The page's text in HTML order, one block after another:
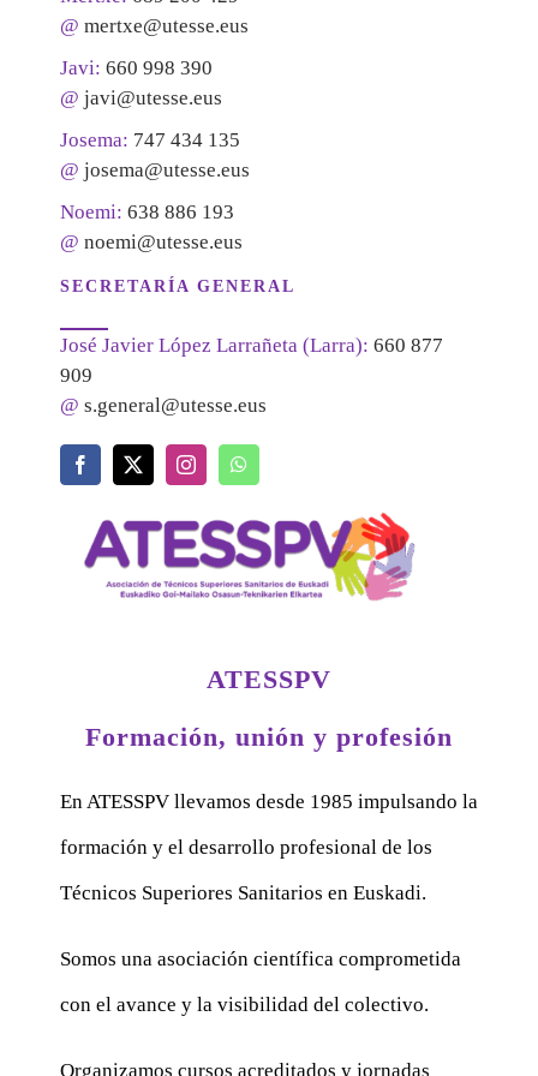
@ mertxe@utesse.eus
Javi: 660 998 390
@ javi@utesse.eus
Josema: 747 434 135
@ josema@utesse.eus
Noemi: 638 886 193
@ noemi@utesse.eus
SECRETARÍA GENERAL
José Javier López Larrañeta (Larra): 660 877
909
@ s.general@utesse.eus
ATESSPV
Formación, unión y profesión
En ATESSPV llevamos desde 1985 impulsando la
formación y el desarrollo profesional de los
Técnicos Superiores Sanitarios en Euskadi.
Somos una asociación científica comprometida
con el avance y la visibilidad del colectivo.
Organizamos cursos acreditados y jornadas